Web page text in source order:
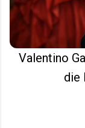
Valentino
die